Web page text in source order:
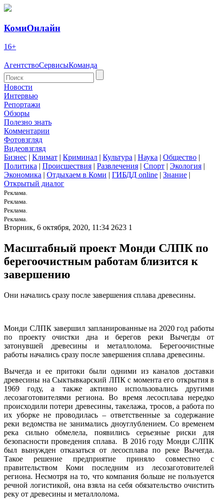
КомиОнлайн
16+
АгентствоСервисыКоманда
Новости
Интервью
Репортажи
Обзоры
Полезно знать
Комментарии
Фотовзгляд
Видеовзгляд
Бизнес | Климат | Криминал | Культура | Наука | Общество |
Политика | Происшествия | Развлечения | Спорт | Экология |
Экономика | Отдыхаем в Коми | ГИБДД online | Знание |
Открытый диалог
Реклама.
Реклама.
Реклама.
Реклама.
Вторник, 6 октября, 2020, 11:34 2623 1
Масштабный проект Монди СЛПК по
берегоочистным работам близится к
завершению
Они начались сразу после завершения сплава древесины.
Монди СЛПК завершил запланированные на 2020 год работы
по проекту очистки дна и берегов реки Вычегды от
затонувшей древесины и металлолома. Берегоочистные
работы начались сразу после завершения сплава древесины.
Вычегда и ее притоки были одними из каналов доставки
древесины на Сыктывкарский ЛПК с момента его открытия в
1969 году, а также активно использовались другими
лесозаготовителями региона. Во время лесосплава нередко
происходили потери древесины, такелажа, тросов, а работа по
их уборке не проводилась – ответственные за содержание
реки ведомства не занимались дноуглублением. Со временем
река сильно обмелела, появились серьезные риски для
безопасности проведения сплава. В 2016 году Монди СЛПК
был вынужден отказаться от лесосплава по реке Вычегда.
Такое решение предприятие приняло совместно с
правительством Коми последним из лесозаготовителей
региона. Несмотря на то, что компания больше не пользуется
речной логистикой, она взяла на себя обязательство очистить
реку от древесины и металлолома.